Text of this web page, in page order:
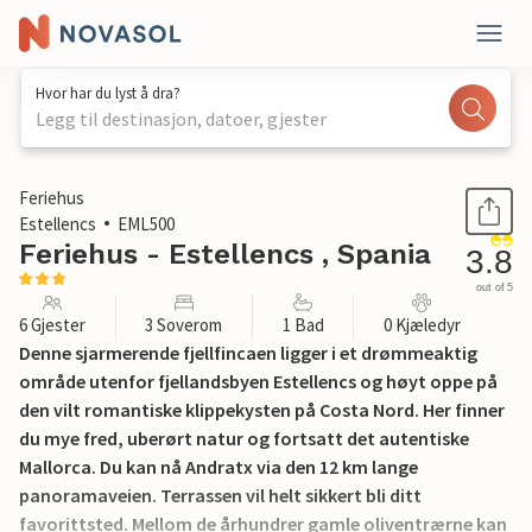
Hvor har du lyst å dra?
Legg til destinasjon, datoer, gjester
1 / 27
Feriehus
Estellencs
EML500
Feriehus - Estellencs , Spania 3.8
out of 5
6 Gjester 3 Soverom 1 Bad 0 Kjæledyr
Denne sjarmerende fjellfincaen ligger i et drømmeaktig
område utenfor fjellandsbyen Estellencs og høyt oppe på
den vilt romantiske klippekysten på Costa Nord. Her finner
du mye fred, uberørt natur og fortsatt det autentiske
Mallorca. Du kan nå Andratx via den 12 km lange
panoramaveien. Terrassen vil helt sikkert bli ditt
favorittsted. Mellom de århundrer gamle oliventrærne kan